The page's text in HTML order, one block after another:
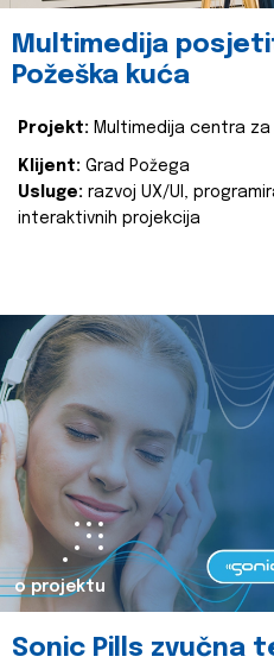
Multimedija
Požeška kuća
Projekt: Multimedija centra
Klijent: Grad Požega
Usluge: razvoj UX/UI,
interaktivnih projekcija
o projektu
Sonic Pills zvučna